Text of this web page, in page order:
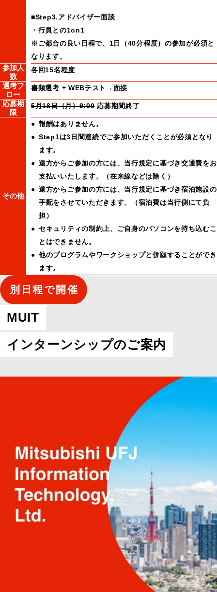
■Step3.アドバイザー面談
・行員との1on1
※ご都合の良い日程で、1日（40分程度）の参加が必須と
なります。
参加人
数
各回15名程度
選考フ
ロー
書類選考 + WEBテスト→面接
応募期
限
5月18日（月）9:00 応募期間終了
その他
報酬はありません。
Step1は3日間連続でご参加いただくことが必須となり
ます。
遠方からご参加の方には、当行規定に基づき交通費をお
支払いいたします。（在来線などは除く）
遠方からご参加の方には、当行規定に基づき宿泊施設の
手配をさせていただきます。（宿泊費は当行側にて負
担）
セキュリティの制約上、ご自身のパソコンを持ち込むこ
とはできません。
他のプログラムやワークショップと併願することができ
ます。
MUIT
インターンシップのご案内
別日程で開催